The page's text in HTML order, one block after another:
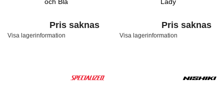
Pris saknas
Visa lagerinformation
Pris saknas
Visa lagerinformation